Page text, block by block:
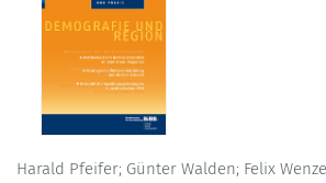
Harald Pfeifer; Günter Walden; Felix